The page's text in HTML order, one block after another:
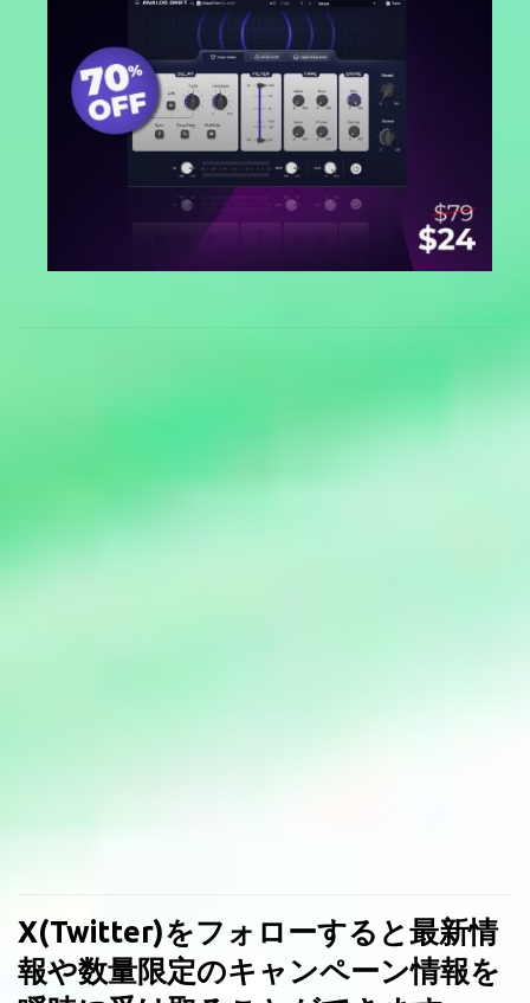
X(Twitter)をフォローすると最新情
報や数量限定のキャンペーン情報を